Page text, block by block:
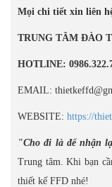
Mọi chi tiết xin liên
TRUNG TÂM ĐÀO
HOTLINE:
EMAIL:
WEBSITE: https://
"Cho đi là để nhận
Trung tâm. Khi bạn
thiết kế FFD nhé!